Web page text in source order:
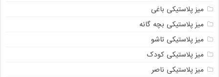
میز پلاستیکی باغی
میز پلاستیکی بچه گانه
میز پلاستیکی تاشو
میز پلاستیکی کودک
میز پلاستیکی ناصر